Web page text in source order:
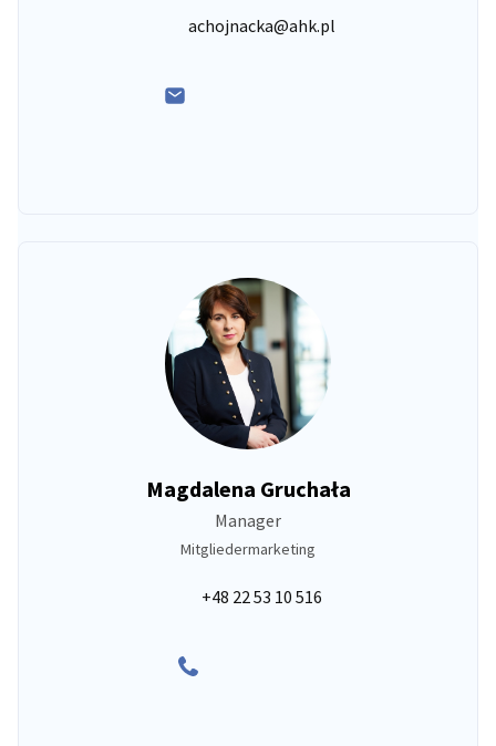
achojnacka@ahk.pl
Magdalena Gruchała
Manager
Mitgliedermarketing
+48 22 53 10 516